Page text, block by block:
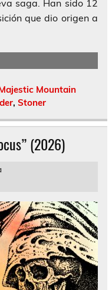
saga. Han sido 12
que dio origen a
Mountain
, Stoner
(2026)